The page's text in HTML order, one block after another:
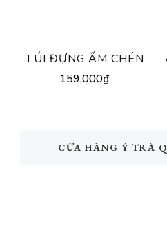
TÚI ĐỰNG ẤM CHÉN
159,000₫
CỬA HÀNG Ý TRÀ